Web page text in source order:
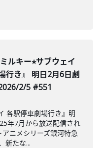
ルキー⭐︎サブウェイ
行き』 明日2月6日劇
2/5 #551
各駅停車劇場行き』明
年7月から放送配信され
ニメシリーズ銀河特急
新たな...